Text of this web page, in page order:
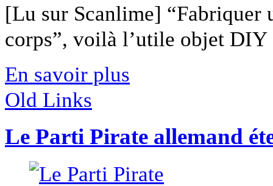
[Lu sur Scanlime] “Fabriquer
corps”, voilà l’utile objet
En savoir plus
Old Links
Le Parti Pirate allemand